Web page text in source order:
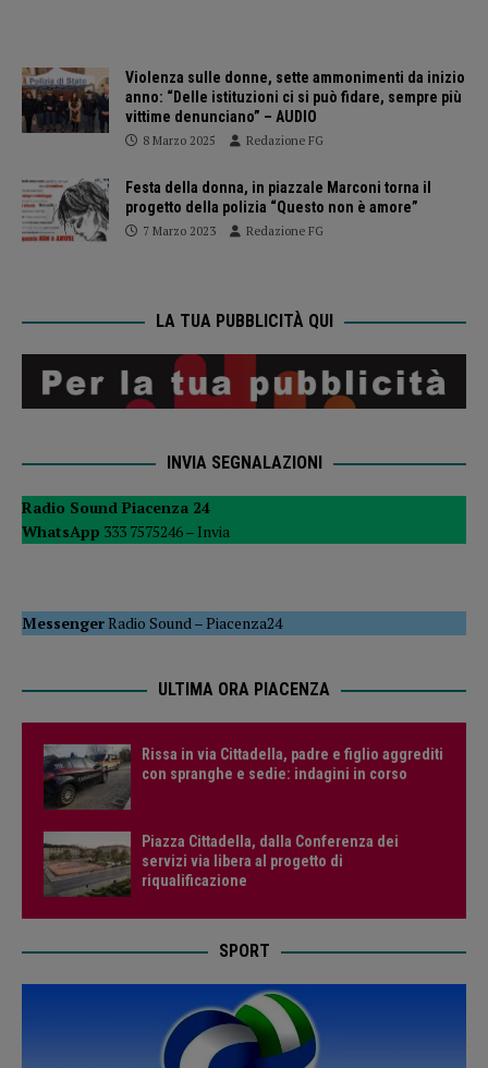
Violenza sulle donne, sette ammonimenti da inizio
anno: “Delle istituzioni ci si può fidare, sempre più
vittime denunciano” – AUDIO
8 Marzo 2025 Redazione FG
Festa della donna, in piazzale Marconi torna il
progetto della polizia “Questo non è amore”
7 Marzo 2023 Redazione FG
LA TUA PUBBLICITÀ QUI
INVIA SEGNALAZIONI
Radio Sound Piacenza 24
WhatsApp 333 7575246 – Invia
MessengerRadio Sound–Piacenza24
ULTIMA ORA PIACENZA
Rissa in via Cittadella, padre e figlio aggrediti
con spranghe e sedie: indagini in corso
Piazza Cittadella, dalla Conferenza dei
servizi via libera al progetto di
riqualificazione
SPORT